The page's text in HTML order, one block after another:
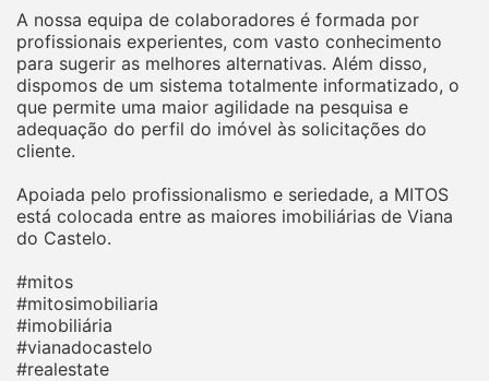
A nossa equipa de colaboradores é formada por
profissionais experientes, com vasto conhecimento
para sugerir as melhores alternativas. Além disso,
dispomos de um sistema totalmente informatizado, o
que permite uma maior agilidade na pesquisa e
adequação do perfil do imóvel às solicitações do
cliente.
Apoiada pelo profissionalismo e seriedade, a MITOS
está colocada entre as maiores imobiliárias de Viana
do Castelo.
#mitos
#mitosimobiliaria
#imobiliária
#vianadocastelo
#realestate